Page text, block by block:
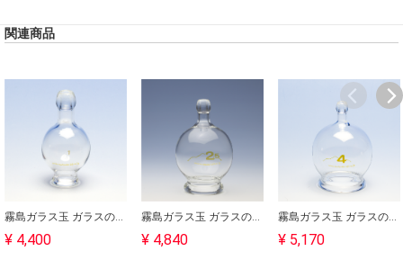
関連商品
霧島ガラス玉 ガラスのみ １号｜バンキーにも使用可能｜吸灸
¥ 4,400
霧島ガラス玉 ガラスのみ 2.5号｜バンキーにも使用可能｜吸灸
¥ 4,840
霧島ガラス玉 ガラスのみ ４号｜バンキーにも使用可能｜吸灸
¥ 5,170